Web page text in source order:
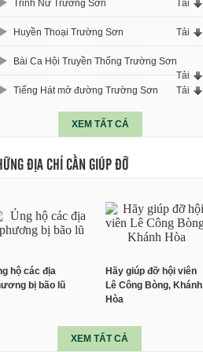
Trinh Nữ Trường Sơn Tải
Huyền Thoại Trường Sơn Tải
Bài Ca Hội Truyền Thống Trường Sơn
Tải
Tiếng Hát mở đường Trường Sơn
Tải
XEM TẤT CẢ
ĐỊA CHỈ CẦN GIÚP ĐỠ
hộ các địa
bị bão lũ
Hãy giúp đỡ hội viên
Lê Công Bòng, Khánh
Hòa
XEM TẤT CẢ